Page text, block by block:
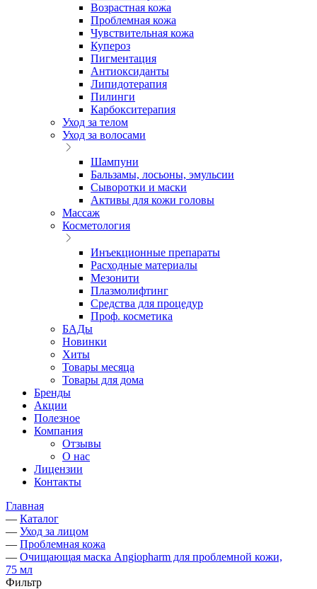
Возрастная кожа
Проблемная кожа
Чувствительная кожа
Купероз
Пигментация
Антиоксиданты
Липидотерапия
Пилинги
Карбокситерапия
Уход за телом
Уход за волосами
Шампуни
Бальзамы, лосьоны, эмульсии
Сыворотки и маски
Активы для кожи головы
Массаж
Косметология
Инъекционные препараты
Расходные материалы
Мезонити
Плазмолифтинг
Средства для процедур
Проф. косметика
БАДы
Новинки
Хиты
Товары месяца
Товары для дома
Бренды
Акции
Полезное
Компания
Отзывы
О нас
Лицензии
Контакты
Главная
— Каталог
— Уход за лицом
— Проблемная кожа
— Очищающая маска Angiopharm для проблемной кожи,
75 мл
Фильтр